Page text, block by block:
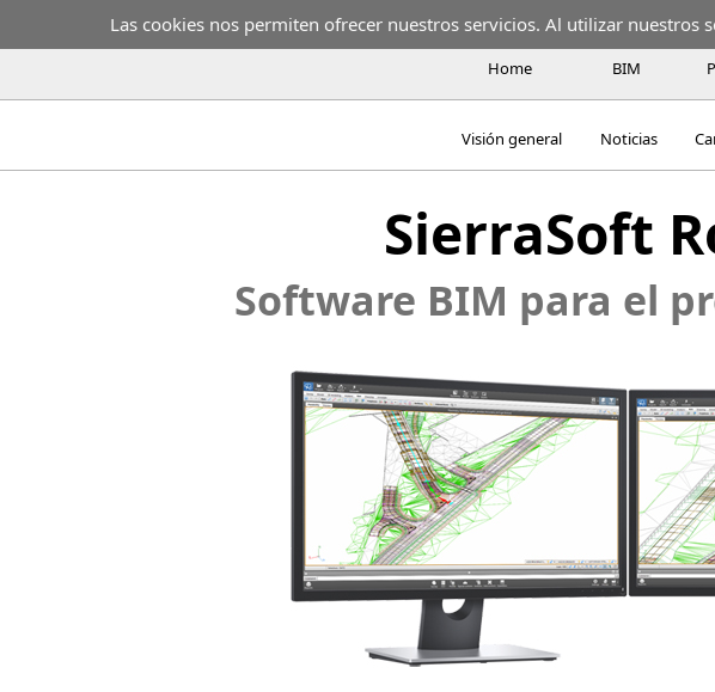
Home BIM
Visión general Noticias
SierraSoft
Software BIM para el
Las cookies nos permiten ofrecer nuestros servicios. Al utilizar nuestros